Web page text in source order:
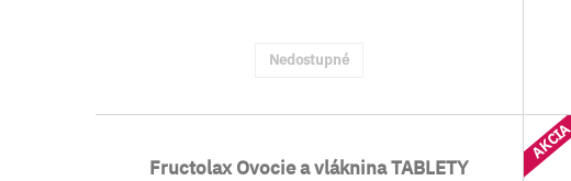
Nedostupné
Fructolax Ovocie a vláknina TABLETY